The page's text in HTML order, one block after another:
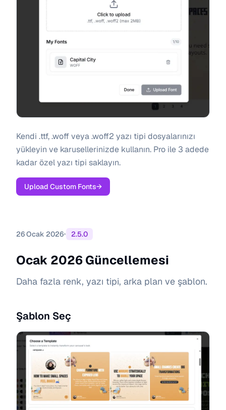
Kendi .ttf, .woff veya .woff2 yazı tipi dosyalarınızı
yükleyin ve karusellerinizde kullanın. Pro ile 3 adede
kadar özel yazı tipi saklayın.
Upload Custom Fonts→
26 Ocak 2026• 2.5.0
Ocak 2026 Güncellemesi
Daha fazla renk, yazı tipi, arka plan ve şablon.
Şablon Seç